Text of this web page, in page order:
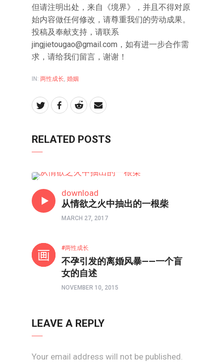
但请注明出处，来自《境界》，并且不得对原
始内容做任何修改，请尊重我们的劳动成果。
投稿及奉献支持，请联系
jingjietougao@gmail.com，如有进一步合作需
求，请给我们留言，谢谢！
IN: 两性成长, 婚姻
RELATED POSTS
download
从情欲之火中抽出的一根柴
MARCH 27, 2017
两性成长
不孕引发的离婚风暴——一个盲
女的自述
NOVEMBER 10, 2015
LEAVE A REPLY
Your email address will not be published.